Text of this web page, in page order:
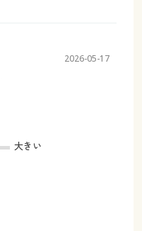
2026-05-17
大きい